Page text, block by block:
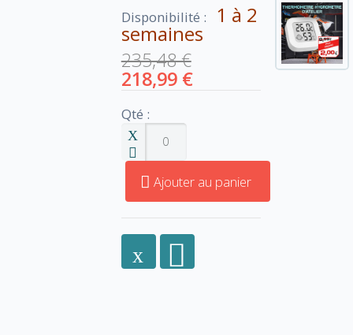
Disponibilité : 1 à 2
semaines
235,48 €
218,99 €
Qté :
Ajouter au panier